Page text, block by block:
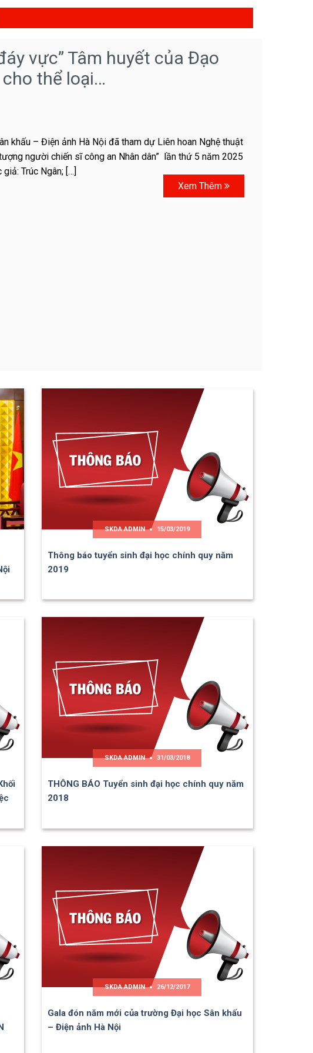
vực” Tâm huyết của Đạo
thể loại…
khấu – Điện ảnh Hà Nội đã tham dự Liên hoan Nghệ thuật
người chiến sĩ công an Nhân dân” lần thứ 5 năm 2025
Trúc Ngân; […]
Xem Thêm
SKDA ADMIN 15/03/2019
Thông báo tuyển sinh đại học chính quy năm
2019
SKDA ADMIN 31/03/2018
THÔNG BÁO Tuyển sinh đại học chính quy năm
2018
SKDA ADMIN 26/12/2017
Gala đón năm mới của trường Đại học Sân khấu
– Điện ảnh Hà Nội